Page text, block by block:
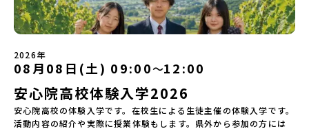
の場合は原則、開催日1週間前までにご連絡いたします。又、最少催
行人数に達しなかった場合は、開催日3週間前までに催行中止の旨を
メールにてご連絡いたします。・よくあるご質問その他、よくある
ご質問についてはこちらをご確認ください。運営団体について＜プ
ログラム主催：一般財団法人地域・教育魅力化プラットフォーム＞
「意志ある若者にあふれる持続可能な地域・社会をつくる」という
ビジョンを掲げ、2017年3月に島根県に設立した教育事業団体で
す。日本全国約200の高校と連携しながら、中学卒業後に地域の枠を
越えて生徒一人ひとりの夢や価値観に合った地域・学校で1〜3年間
してご参加ください。▼お申し込み前に必ずご確認ください・参加
規約への同意プログラムへの参加申し込みいただく前に、「お申し
い。・抽選による参加者決定についてお申込みいただいた方の中か
ら抽選の上、締め切り日から1週間を目途に、お申し込み時に記入い
ただいたメールアドレス宛に「当選／落選メール」をお送りいたし
ます。当選者は、メールに記載された「当選確認フォーム」に３日
以内に回答いただき、確認フォームの提出をもって参加確定とさせ
ていただきます。当選確認フォームの期日までにご回答いただけな
https://youtu.be/Yt8nd04aNgA?si=e5erbspvwz5O8_uF
【STEP 2】出水市・出水工業高校プログラム説明会〜「出水市・出
水工業高校」の内容を具体的に深掘りしたい方へ〜全体説明を聞い
たうえで、「出水市では具体的に何をするの？」「どんな町な
の？」という疑問にお答えする説明会です。出水市ならではの豊か
な文化や、2泊3日のプログラムの中身をたっぷりとお伝えします。
日 時： 6月9日日(水)19:00-19:45内 容： 出水市ってどんなとこ
ろ？プログラム詳細解説、質疑応答お申し込み：https://c-
mirai.jp/events/091247お気軽にどうぞ！「はじめての一人旅だ
は？今回のプログラムを一緒に過ごしてくれる高校生は「平舘（た
いらだて）高校」の生徒たち。この高校の特徴は「地域と一体にな
った探究教育」と「自分で考えて動くチカラを大切にしている」こ
自身が「探究プロジェクト」を企画し取り組むユニークな高校で
す。机の上で勉強するだけではない、実践的な探究やフィールドワ
ークを楽しむことができます。今回は、そんなエネルギッシュに活
躍する高校生と一緒に交流したり対話をしながら、町の文化・料理
を楽しみ、高校での活動のイメージをもつことができる絶好の機
会！この地域でしか味わえない豊かな体験をぜひ楽しんでください
らしが気になる。いつか留学してみたい！」「大自然と生き物が好
き！興味がある！」「自分の進学や将来の可能性をもっとひらきた
い！」そんな中学生のみなさんにおすすめ！「おためし地域留学体
験」は、日本全国約200の高校と連携し、地域の枠を超えて学校生活
を送る「地域みらい留学」をプチ体験できるプログラムです。はじ
めてのひとり旅でも安心！現地でもスタッフがしっかりとサポート
いたします。今回のフィールドは「北海道 標津町（しべつちょ
う）」北海道の東に位置する標津町（しべつちょう）は人口 約
4,600人の町。東の水平線の奥に見えるのは北方領土の国後島（くな
2026年
08月08日(土) 09:00〜12:00
安心院高校体験入学2026
安心院高校の体験入学です。在校生による生徒主催の体験入学です。
活動内容の紹介や実際に授業体験もします。県外から参加の方には